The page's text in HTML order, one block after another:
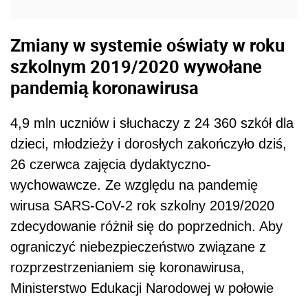
Zmiany w systemie oświaty w roku
szkolnym 2019/2020 wywołane
pandemią koronawirusa
4,9 mln uczniów i słuchaczy z 24 360 szkół dla
dzieci, młodzieży i dorosłych zakończyło dziś,
26 czerwca zajęcia dydaktyczno-
wychowawcze. Ze względu na pandemię
wirusa SARS-CoV-2 rok szkolny 2019/2020
zdecydowanie różnił się do poprzednich. Aby
ograniczyć niebezpieczeństwo związane z
rozprzestrzenianiem się koronawirusa,
Ministerstwo Edukacji Narodowej w połowie